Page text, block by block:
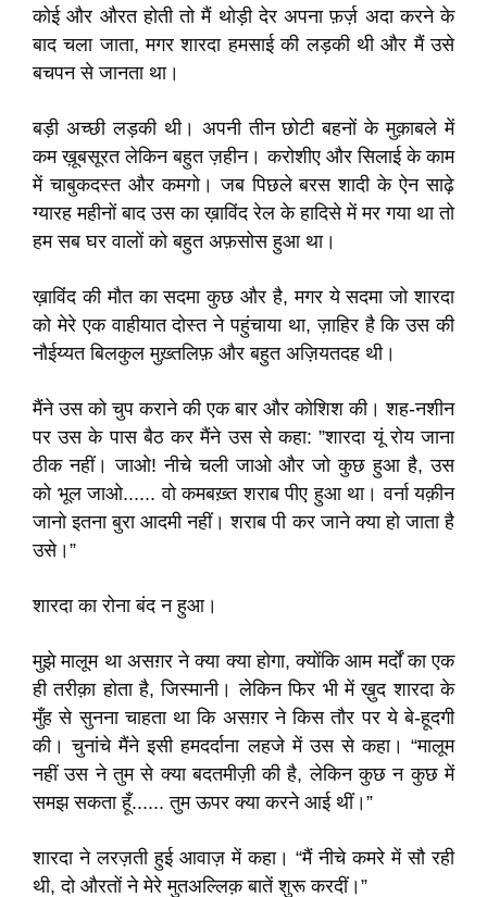
कोई और औरत होती तो मैं थोड़ी देर अपना फ़र्ज़ अदा करने के
बाद चला जाता, मगर शारदा हमसाई की लड़की थी और मैं उसे
बचपन से जानता था।
बड़ी अच्छी लड़की थी। अपनी तीन छोटी बहनों के मुक़ाबले में
कम ख़ूबसूरत लेकिन बहुत ज़हीन। करोशीए और सिलाई के काम
में चाबुकदस्त और कमगो। जब पिछले बरस शादी के ऐन साढ़े
ग्यारह महीनों बाद उस का ख़ाविंद रेल के हादिसे में मर गया था तो
हम सब घर वालों को बहुत अफ़सोस हुआ था।
ख़ाविंद की मौत का सदमा कुछ और है, मगर ये सदमा जो शारदा
को मेरे एक वाहीयात दोस्त ने पहुंचाया था, ज़ाहिर है कि उस की
नौईय्यत बिलकुल मुख़्तलिफ़ और बहुत अज़ियतदह थी।
मैंने उस को चुप कराने की एक बार और कोशिश की। शह-नशीन
पर उस के पास बैठ कर मैंने उस से कहा: ”शारदा यूं रोय जाना
ठीक नहीं। जाओ! नीचे चली जाओ और जो कुछ हुआ है, उस
को भूल जाओ...... वो कमबख़्त शराब पीए हुआ था। वर्ना यक़ीन
जानो इतना बुरा आदमी नहीं। शराब पी कर जाने क्या हो जाता है
उसे।”
शारदा का रोना बंद न हुआ।
मुझे मालूम था असग़र ने क्या क्या होगा, क्योंकि आम मर्दों का एक
ही तरीक़ा होता है, जिस्मानी। लेकिन फिर भी में ख़ुद शारदा के
मुँह से सुनना चाहता था कि असग़र ने किस तौर पर ये बे-हूदगी
की। चुनांचे मैंने इसी हमदर्दाना लहजे में उस से कहा। “मालूम
नहीं उस ने तुम से क्या बदतमीज़ी की है, लेकिन कुछ न कुछ में
समझ सकता हूँ...... तुम ऊपर क्या करने आई थीं।”
शारदा ने लरज़ती हुई आवाज़ में कहा। “मैं नीचे कमरे में सौ रही
थी, दो औरतों ने मेरे मुतअल्लिक़ बातें शुरू करदीं।”